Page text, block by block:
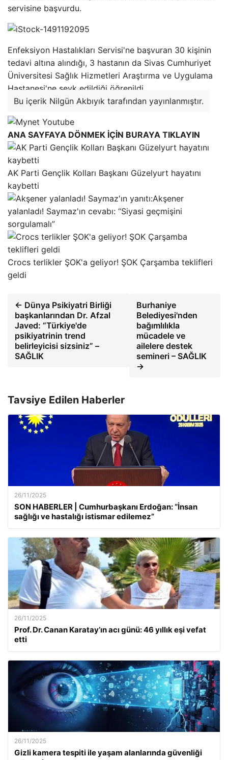
servisine başvurdu.
Enfeksiyon Hastalıkları Servisi'ne başvuran 30 kişinin
tedavi altına alındığı, 3 hastanın da Sivas Cumhuriyet
Üniversitesi Sağlık Hizmetleri Araştırma ve Uygulama
Hastanesi'ne sevk edildiği öğrenildi.
Bu içerik Nilgün Akbıyık tarafından yayınlanmıştır.
ANA SAYFAYA DÖNMEK İÇİN BURAYA TIKLAYIN
AK Parti Gençlik Kolları Başkanı Güzelyurt hayatını
kaybetti
Akşener
yalanladı! Saymaz'ın cevabı: “Siyasi geçmişini
sorgulamalı”
Crocs terlikler ŞOK'a geliyor! ŞOK Çarşamba teklifleri
geldi
← Dünya Psikiyatri Birliği
başkanlarından Dr. Afzal
Javed: “Türkiye'de
psikiyatrinin trend
belirleyicisi sizsiniz” –
SAĞLIK
Burhaniye
Belediyesi'nden
bağımlılıkla
mücadele ve
ailelere destek
semineri – SAĞLIK
→
Tavsiye Edilen Haberler
26/11/2025
SON HABERLER | Cumhurbaşkanı Erdoğan: “İnsan
sağlığı ve hastalığı istismar edilemez”
26/11/2025
Prof. Dr. Canan Karatay’ın acı günü: 46 yıllık eşi vefat
etti
26/11/2025
Gizli kamera tespiti ile yaşam alanlarında güvenliği